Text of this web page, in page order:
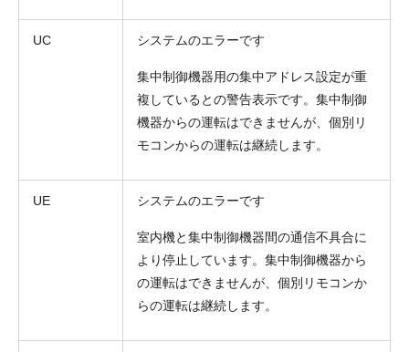
UC システムのエラーです
集中制御機器用の集中アドレス設定が重
複しているとの警告表示です。集中制御
機器からの運転はできませんが、個別リ
モコンからの運転は継続します。
UE システムのエラーです
室内機と集中制御機器間の通信不具合に
より停止しています。集中制御機器から
の運転はできませんが、個別リモコンか
らの運転は継続します。